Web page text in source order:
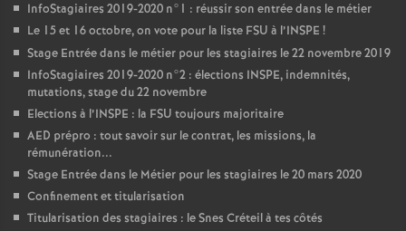
InfoStagiaires 2019-2020 n°1 : réussir son entrée dans le métier
Le 15 et 16 octobre, on vote pour la liste FSU à l’INSPE !
Stage Entrée dans le métier pour les stagiaires le 22 novembre 2019
InfoStagiaires 2019-2020 n°2 : élections INSPE, indemnités,
mutations, stage du 22 novembre
Elections à l’INSPE : la FSU toujours majoritaire
AED prépro : tout savoir sur le contrat, les missions, la
rémunération...
Stage Entrée dans le Métier pour les stagiaires le 20 mars 2020
Confinement et titularisation
Titularisation des stagiaires : le Snes Créteil à tes côtés